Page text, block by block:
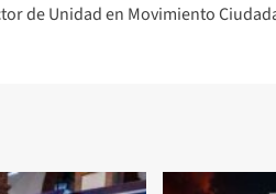
de Unidad en Movimiento